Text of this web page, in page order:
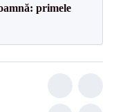
primele